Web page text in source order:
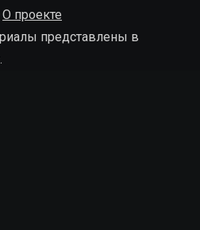
О проекте
представлены в